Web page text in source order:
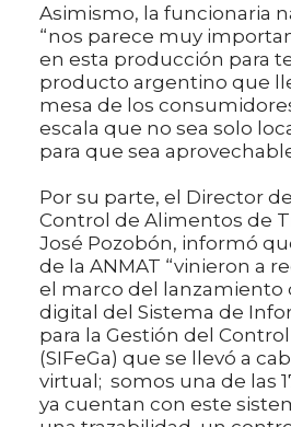
Asimismo, la funcionaria
“nos parece muy
en esta producción para
producto argentino que
mesa de los
escala que no sea solo
para que sea
Por su parte, el Director
Control de Alimentos de
José Pozobón, informó
de la ANMAT “vinieron a
el marco del lanzamiento
digital del Sistema de
para la Gestión del
(SIFeGa) que se llevó a
virtual; somos una de las
ya cuentan con este